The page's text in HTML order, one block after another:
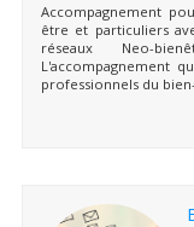
Accompagnement
être et particuliers
réseaux Neo-
L'accompagnement
professionnels du